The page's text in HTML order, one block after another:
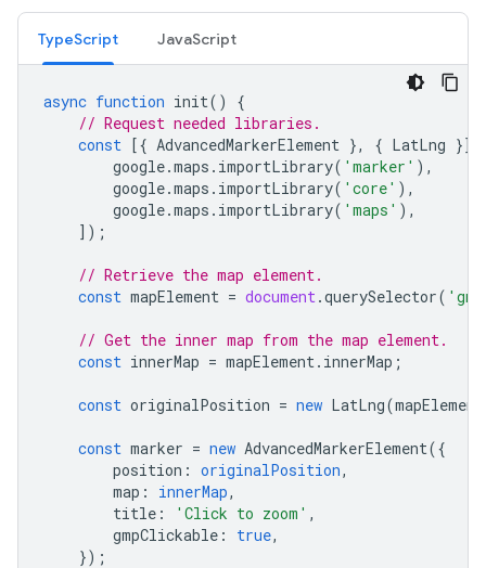
TypeScript JavaScript
async function init()
{
// Request needed libraries.
const [{ AdvancedMarkerElement }, { LatLng }]
google.maps . importLibrary( 'marker' ),
google.maps . importLibrary( 'core' ),
google.maps . importLibrary( 'maps' ),
]);
// Retrieve the map element.
const mapElement = document.querySelector(
// Get the inner map from the map element.
const innerMap = mapElement. innerMap ;
const originalPosition = new LatLng(mapElement
const marker = new AdvancedMarkerElement({
position : originalPosition,
map : innerMap,
title : 'Click to zoom' ,
gmpClickable : true,
});